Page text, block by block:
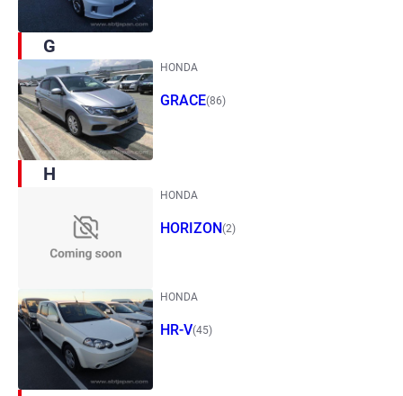
G
HONDA
GRACE(86)
H
HONDA
HORIZON(2)
HONDA
HR-V(45)